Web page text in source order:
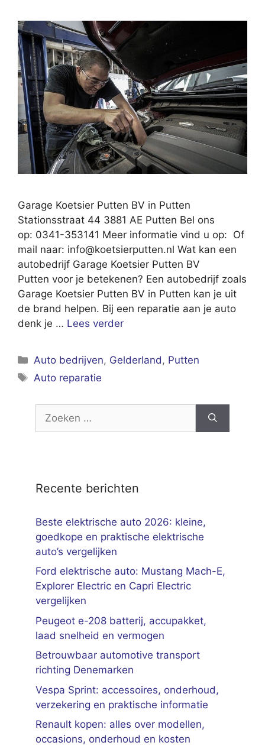
Garage Koetsier Putten BV in Putten
Stationsstraat 44 3881 AE Putten Bel ons
op: 0341-353141 Meer informatie vind u op: Of
mail naar: info@koetsierputten.nl Wat kan een
autobedrijf Garage Koetsier Putten BV
Putten voor je betekenen? Een autobedrijf zoals
Garage Koetsier Putten BV in Putten kan je uit
de brand helpen. Bij een reparatie aan je auto
denk je … Lees verder
Categorieën
Auto bedrijven, Gelderland , Putten
Tags
Auto reparatie
naar:
Recente berichten
Beste elektrische auto 2026: kleine,
goedkope en praktische elektrische
auto’s vergelijken
Ford elektrische auto: Mustang Mach-E,
Explorer Electric en Capri Electric
vergelijken
Peugeot e-208 batterij, accupakket,
laad snelheid en vermogen
Betrouwbaar automotive transport
richting Denemarken
Vespa Sprint: accessoires, onderhoud,
verzekering en praktische informatie
Renault kopen: alles over modellen,
occasions, onderhoud en kosten